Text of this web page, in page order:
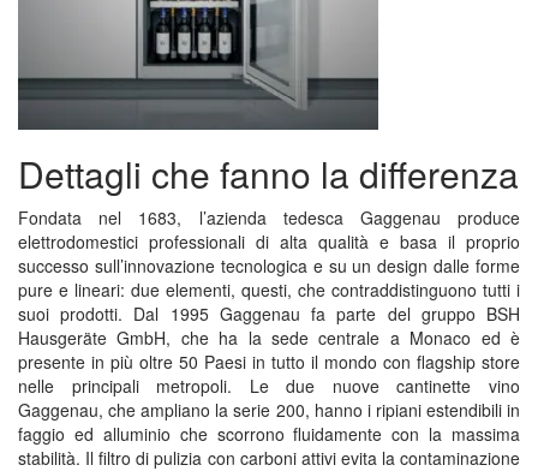
Dettagli che fanno la differenza
Fondata nel 1683, l’azienda tedesca Gaggenau produce
elettrodomestici professionali di alta qualità e basa il proprio
successo sull’innovazione tecnologica e su un design dalle forme
pure e lineari: due elementi, questi, che contraddistinguono tutti i
suoi prodotti. Dal 1995 Gaggenau fa parte del gruppo BSH
Hausgeräte GmbH, che ha la sede centrale a Monaco ed è
presente in più oltre 50 Paesi in tutto il mondo con flagship store
nelle principali metropoli. Le due nuove cantinette vino
Gaggenau, che ampliano la serie 200, hanno i ripiani estendibili in
faggio ed alluminio che scorrono fluidamente con la massima
stabilità. Il filtro di pulizia con carboni attivi evita la contaminazione